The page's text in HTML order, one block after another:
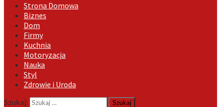
Strona Domowa
Biznes
Dom
Firmy
Kuchnia
Motoryzacja
Nauka
Styl
Zdrowie i Uroda
Szukaj: